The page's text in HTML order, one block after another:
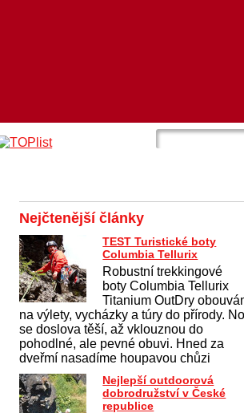
Nejčtenější články
TEST Turistické boty
Columbia Tellurix
Robustní trekkingové
boty Columbia Tellurix
Titanium OutDry
na výlety, vycházky a túry do přírody.
se doslova těší, až vklouznou do
pohodlné, ale pevné obuvi. Hned za
dveřmí nasadíme houpavou chůzi
Nejlepší outdoorová
dobrodružství v České
republice